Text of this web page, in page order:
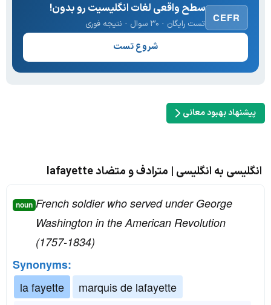
CEFR
سطح واقعی لغات انگلیسیت رو بدون!
تست رایگان · ۳۰ سوال · نتیجه فوری
شروع تست
پیشنهاد بهبود معانی
انگلیسی به انگلیسی | مترادف و متضاد lafayette
noun French soldier who served under George
Washington in the American Revolution
(1757-1834)
Synonyms:
la fayette
marquis de lafayette